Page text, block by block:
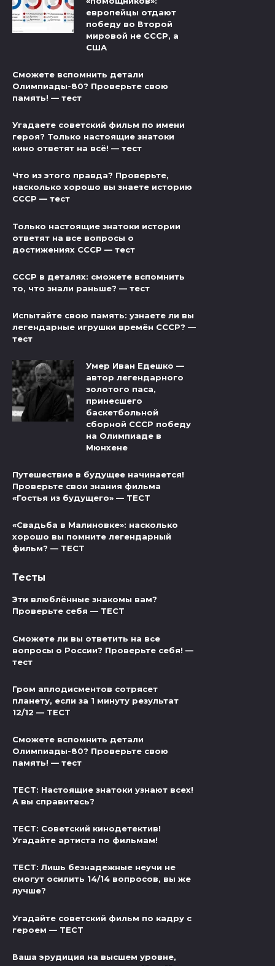
европейцы отдают
победу во Второй
мировой не СССР, а
США
Сможете вспомнить детали
Олимпиады-80? Проверьте свою
память! — тест
Угадаете советский фильм по имени
героя? Только настоящие знатоки
кино ответят на всё! — тест
Что из этого правда? Проверьте,
насколько хорошо вы знаете историю
СССР — тест
Только настоящие знатоки истории
ответят на все вопросы о
достижениях СССР — тест
СССР в деталях: сможете вспомнить
то, что знали раньше? — тест
Испытайте свою память: узнаете ли вы
легендарные игрушки времён СССР? —
тест
Умер Иван Едешко —
автор легендарного
золотого паса,
принесшего
баскетбольной
сборной СССР победу
на Олимпиаде в
Мюнхене
Путешествие в будущее начинается!
Проверьте свои знания фильма
«Гостья из будущего» — ТЕСТ
«Свадьба в Малиновке»: насколько
хорошо вы помните легендарный
фильм? — ТЕСТ
Тесты
Эти влюблённые знакомы вам?
Проверьте себя — ТЕСТ
Сможете ли вы ответить на все
вопросы о России? Проверьте себя! —
тест
Гром аплодисментов сотрясет
планету, если за 1 минуту результат
12/12 — ТЕСТ
Сможете вспомнить детали
Олимпиады-80? Проверьте свою
память! — тест
ТЕСТ: Настоящие знатоки узнают всех!
А вы справитесь?
ТЕСТ: Советский кинодетектив!
Угадайте артиста по фильмам!
ТЕСТ: Лишь безнадежные неучи не
смогут осилить 14/14 вопросов, вы же
лучше?
Угадайте советский фильм по кадру с
героем — ТЕСТ
Ваша эрудиция на высшем уровне,